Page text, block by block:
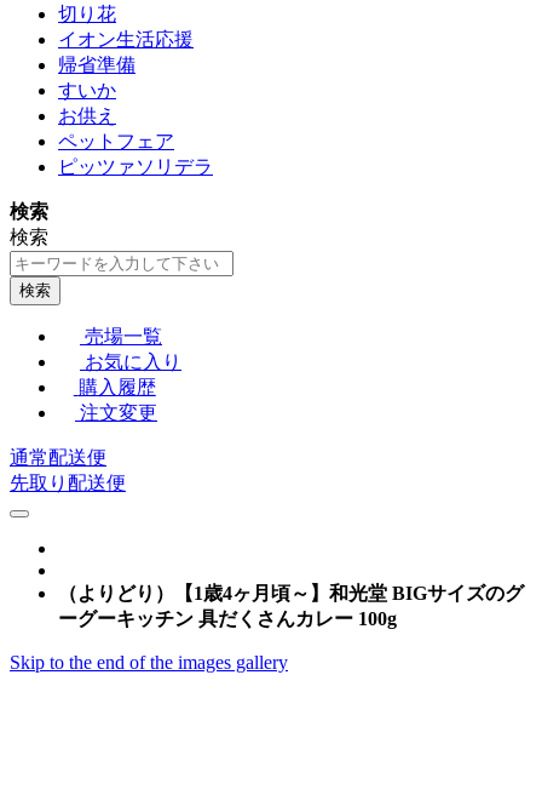
切り花
イオン生活応援
帰省準備
すいか
お供え
ペットフェア
ピッツァソリデラ
検索
検索
検索
売場一覧
お気に入り
購入履歴
注文変更
通常配送便
先取り配送便
（よりどり）【1歳4ヶ月頃～】和光堂 BIGサイズのグ
ーグーキッチン 具だくさんカレー 100g
Skip to the end of the images gallery